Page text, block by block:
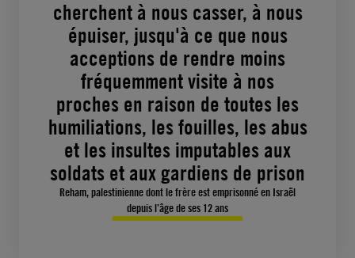
cherchent à nous casser, à nous
épuiser, jusqu'à ce que nous
acceptions de rendre moins
fréquemment visite à nos
proches en raison de toutes les
humiliations, les fouilles, les abus
et les insultes imputables aux
soldats et aux gardiens de prison
Reham, palestinienne dont le frère est emprisonné en Israël
depuis l’âge de ses 12 ans